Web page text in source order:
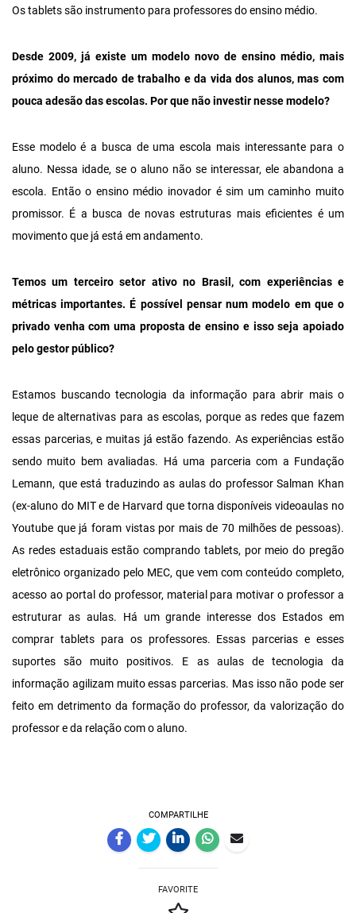
Os tablets são instrumento para professores do ensino médio.
Desde 2009, já existe um modelo novo de ensino médio, mais
próximo do mercado de trabalho e da vida dos alunos, mas com
pouca adesão das escolas. Por que não investir nesse modelo?
Esse modelo é a busca de uma escola mais interessante para o
aluno. Nessa idade, se o aluno não se interessar, ele abandona a
escola. Então o ensino médio inovador é sim um caminho muito
promissor. É a busca de novas estruturas mais eficientes é um
movimento que já está em andamento.
Temos um terceiro setor ativo no Brasil, com experiências e
métricas importantes. É possível pensar num modelo em que o
privado venha com uma proposta de ensino e isso seja apoiado
pelo gestor público?
Estamos buscando tecnologia da informação para abrir mais o
leque de alternativas para as escolas, porque as redes que fazem
essas parcerias, e muitas já estão fazendo. As experiências estão
sendo muito bem avaliadas. Há uma parceria com a Fundação
Lemann, que está traduzindo as aulas do professor Salman Khan
(ex-aluno do MIT e de Harvard que torna disponíveis videoaulas no
Youtube que já foram vistas por mais de 70 milhões de pessoas).
As redes estaduais estão comprando tablets, por meio do pregão
eletrônico organizado pelo MEC, que vem com conteúdo completo,
acesso ao portal do professor, material para motivar o professor a
estruturar as aulas. Há um grande interesse dos Estados em
comprar tablets para os professores. Essas parcerias e esses
suportes são muito positivos. E as aulas de tecnologia da
informação agilizam muito essas parcerias. Mas isso não pode ser
feito em detrimento da formação do professor, da valorização do
professor e da relação com o aluno.
COMPARTILHE
FAVORITE